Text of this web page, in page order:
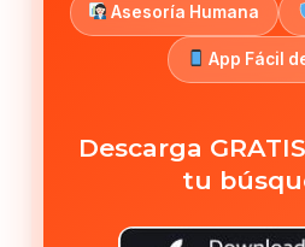
Asesoría Humana
App Fácil
Descarga
tu